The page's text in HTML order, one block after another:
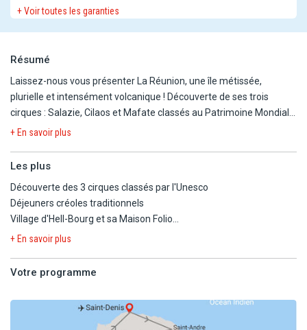
+ Voir toutes les garanties
Résumé
Laissez-nous vous présenter La Réunion, une île métissée,
plurielle et intensément volcanique ! Découverte de ses trois
cirques : Salazie, Cilaos et Mafate classés au Patrimoine Mondial
de l'Unesco. Visite d'Hell-Bourg, l'un des plus beaux villages de
côte sud sauvage entre falaises de basalte et coulées de lave.
Sans oublier toutes les saveurs réunionnaises : rougail, car créole,
bonbons piments, samossas, vanille bourbon… Et pour finir, une
étape balnéaire sur la côte ouest face à l'immense lagon de
l'Ermitage… Une véritable aventure au cœur de l'océan Indien où
+ En savoir plus
Les plus
Découverte des 3 cirques classés par l'Unesco
Déjeuners créoles traditionnels
Village d'Hell-Bourg et sa Maison Folio
Exploration de la côte sud sauvage
Journée libre au bord du lagon de l'Ermitage
+ En savoir plus
Votre programme